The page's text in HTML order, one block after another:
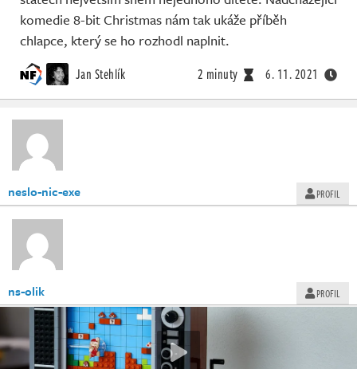
komedie 8-bit Christmas nám tak ukáže příběh
chlapce, který se ho rozhodl naplnit.
Jan Stehlík 2 minuty 6. 11. 2021
neslo-nic-exe PROFIL
ns-olik PROFIL